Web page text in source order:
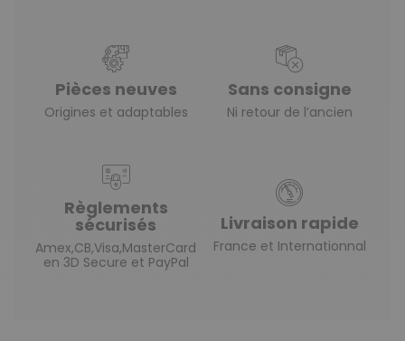
Pièces neuves
Origines et adaptables
Sans consigne
Ni retour de l’ancien
Règlements
sécurisés
Amex,CB,Visa,MasterCard
en 3D Secure et PayPal
Livraison rapide
France et Internationnal